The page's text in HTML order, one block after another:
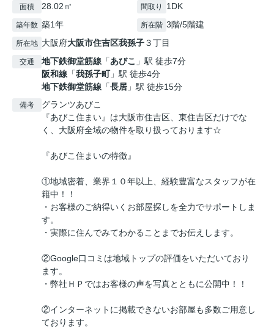
面積 28.02㎡ 間取り 1DK
築年数 築1年 所在階 3階/5階建
所在地 大阪府大阪市住吉区我孫子３丁目
交通 地下鉄御堂筋線 「あびこ 」駅 徒歩7分
阪和線 「我孫子町」駅 徒歩4分
地下鉄御堂筋線 「長居 」駅 徒歩15分
備考
グランツあびこ
『あびこ住まい』は大阪市住吉区、東住吉区だけでな
く、大阪府全域の物件を取り扱っております☆
『あびこ住まいの特徴』
①地域密着、業界１０年以上、経験豊富なスタッフが在
籍中！！
・お客様のご納得いくお部屋探しを全力でサポートしま
す。
・実際に住んでみてわかることまでお伝えします。
②Google口コミは地域トップの評価をいただいており
ます。
・弊社ＨＰではお客様の声を写真とともに公開中！！
②インターネットに掲載できないお部屋も多数ご用意し
ております。